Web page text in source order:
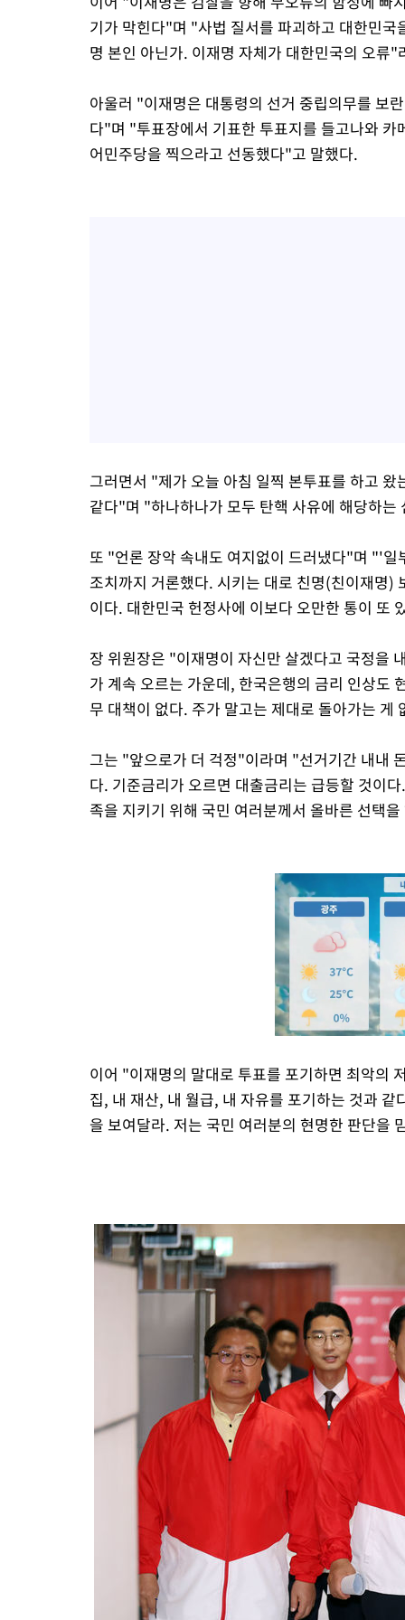
기가 막힌다"며 "사법 질서를 파괴하고 대한민
명 본인 아닌가. 이재명 자체가 대한민국의 오류"
아울러 "이재명은 대통령의 선거 중립의무를 보
다"며 "투표장에서 기표한 투표지를 들고나와
어민주당을 찍으라고 선동했다"고 말했다.
그러면서 "제가 오늘 아침 일찍 본투표를 하고
같다"며 "하나하나가 모두 탄핵 사유에 해당하
또 "언론 장악 속내도 여지없이 드러냈다"며 "'
조치까지 거론했다. 시키는 대로 친명(친이재명)
이다. 대한민국 헌정사에 이보다 오만한 통이 또
장 위원장은 "이재명이 자신만 살겠다고 국정을
가 계속 오르는 가운데, 한국은행의 금리 인상도
무 대책이 없다. 주가 말고는 제대로 돌아가는 게
그는 "앞으로가 더 걱정"이라며 "선거기간 내내
다. 기준금리가 오르면 대출금리는 급등할 것이
족을 지키기 위해 국민 여러분께서 올바른 선택
이어 "이재명의 말대로 투표를 포기하면 최악의
집, 내 재산, 내 월급, 내 자유를 포기하는 것과
을 보여달라. 저는 국민 여러분의 현명한 판단을